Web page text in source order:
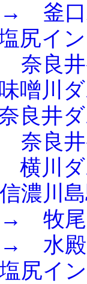
釜口
イン
良井
川ダ
井ダ
良井
川ダ
川島
→ 牧尾
→ 水殿
イン